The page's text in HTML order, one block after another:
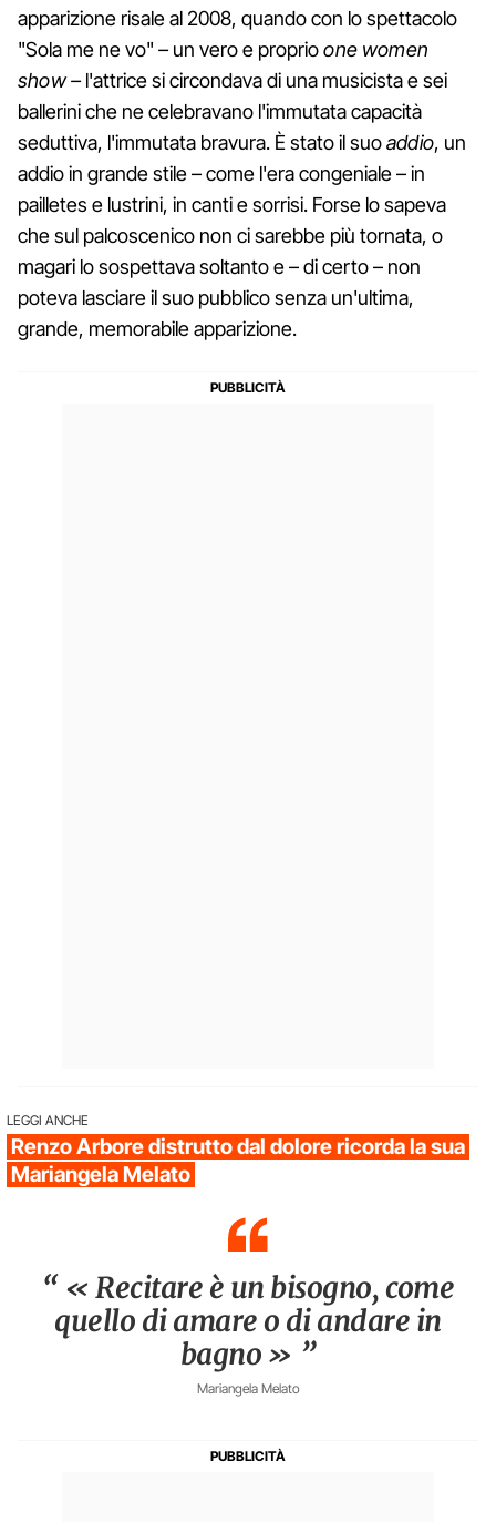
apparizione risale al 2008, quando con lo spettacolo
"Sola me ne vo" –un vero e proprioone women
show –l'attrice si circondava di una musicista e sei
ballerini che ne celebravano l'immutata capacità
seduttiva, l'immutata bravura. È stato il suoaddio, un
addio in grande stile – come l'era congeniale – in
pailletes e lustrini, in canti e sorrisi. Forse lo sapeva
che sul palcoscenico non ci sarebbe più tornata, o
magari lo sospettava soltanto e – di certo – non
poteva lasciare il suo pubblico senza un'ultima,
grande, memorabile apparizione.
LEGGI ANCHE
Renzo Arbore distrutto dal dolore ricorda la sua
Mariangela Melato
“ « Recitare è un bisogno, come
quello di amare o di andare in
bagno » ”
Mariangela Melato